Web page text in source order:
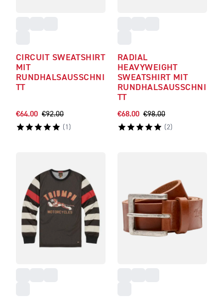
CIRCUIT SWEATSHIRT
MIT
RUNDHALSAUSSCHNI
TT
€64.00 €92.00
( 1 )
RADIAL
HEAVYWEIGHT
SWEATSHIRT MIT
RUNDHALSAUSSCHNI
TT
€68.00 €98.00
(2)